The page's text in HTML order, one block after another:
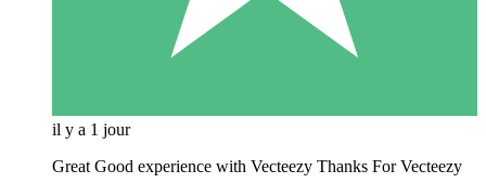
il y a 1 jour
Great Good experience with Vecteezy Thanks For Vecteezy